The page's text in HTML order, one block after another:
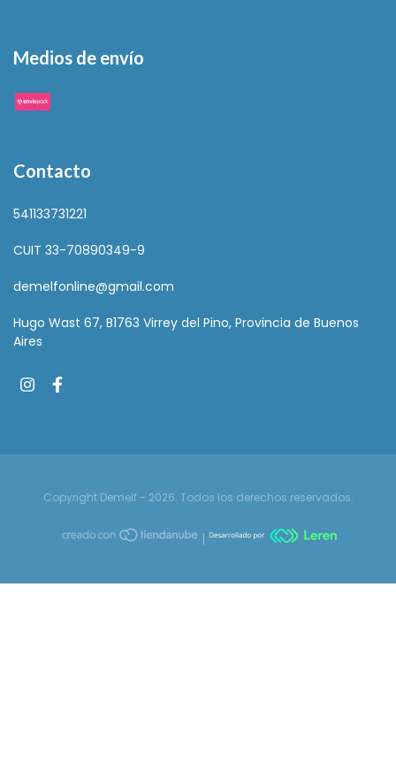
Medios de envío
Contacto
541133731221
CUIT 33-70890349-9
demelfonline@gmail.com
Hugo Wast 67, B1763 Virrey del Pino, Provincia de Buenos
Aires
Copyright Demelf - 2026. Todos los derechos reservados.
|